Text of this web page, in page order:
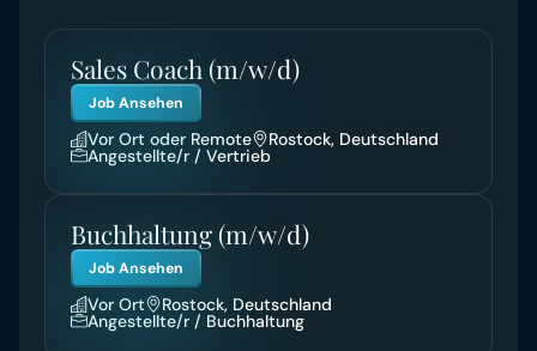
Sales Coach (m/w/d)
Job Ansehen
Vor Ort oder Remote Rostock, Deutschland
Angestellte/r / Vertrieb
Buchhaltung (m/w/d)
Job Ansehen
Vor Ort Rostock, Deutschland
Angestellte/r / Buchhaltung